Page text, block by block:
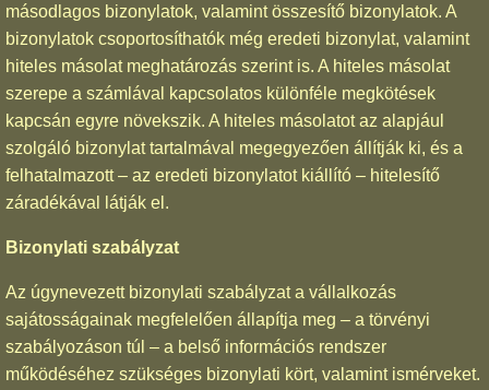
másodlagos bizonylatok, valamint összesítő bizonylatok. A
bizonylatok csoportosíthatók még eredeti bizonylat, valamint
hiteles másolat meghatározás szerint is. A hiteles másolat
szerepe a számlával kapcsolatos különféle megkötések
kapcsán egyre növekszik. A hiteles másolatot az alapjául
szolgáló bizonylat tartalmával megegyezően állítják ki, és a
felhatalmazott – az eredeti bizonylatot kiállító – hitelesítő
záradékával látják el.
Bizonylati szabályzat
Az úgynevezett bizonylati szabályzat a vállalkozás
sajátosságainak megfelelően állapítja meg – a törvényi
szabályozáson túl – a belső információs rendszer
működéséhez szükséges bizonylati kört, valamint ismérveket.